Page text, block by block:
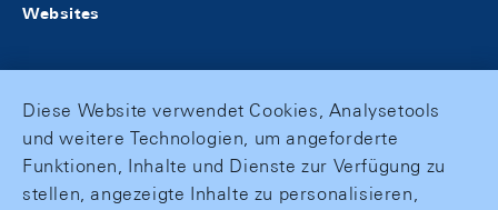
Websites
Diese Website verwendet Cookies, Analysetools
und weitere Technologien, um angeforderte
Funktionen, Inhalte und Dienste zur Verfügung zu
stellen, angezeigte Inhalte zu personalisieren,